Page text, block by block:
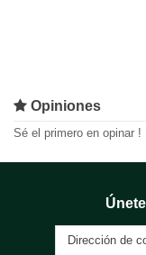
Opiniones
Sé el primero en opinar !